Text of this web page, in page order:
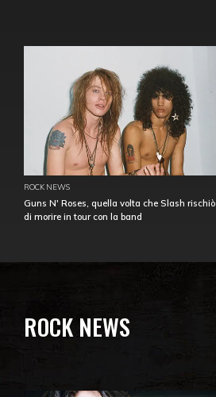
ROCK NEWS
Guns N' Roses, quella volta che Slash rischiò
di morire in tour con la band
ROCK NEWS